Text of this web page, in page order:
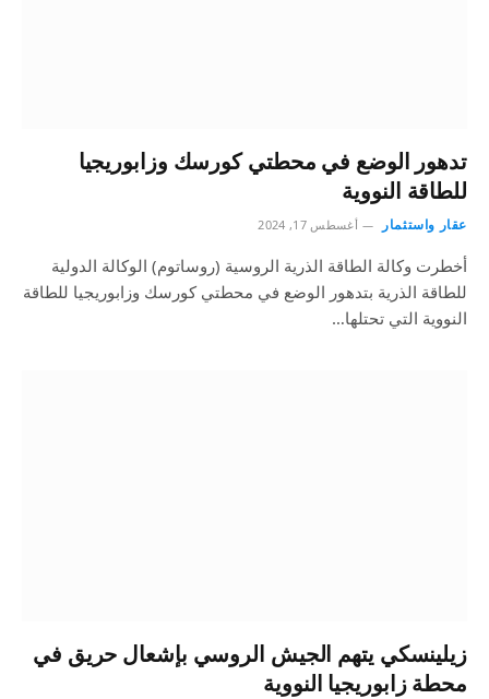
تدهور الوضع في محطتي كورسك وزابوريجيا
للطاقة النووية
عقار واستثمار أغسطس 17, 2024
أخطرت وكالة الطاقة الذرية الروسية (روساتوم) الوكالة الدولية
للطاقة الذرية بتدهور الوضع في محطتي كورسك وزابوريجيا للطاقة
النووية التي تحتلها…
زيلينسكي يتهم الجيش الروسي بإشعال حريق في
محطة زابوريجيا النووية